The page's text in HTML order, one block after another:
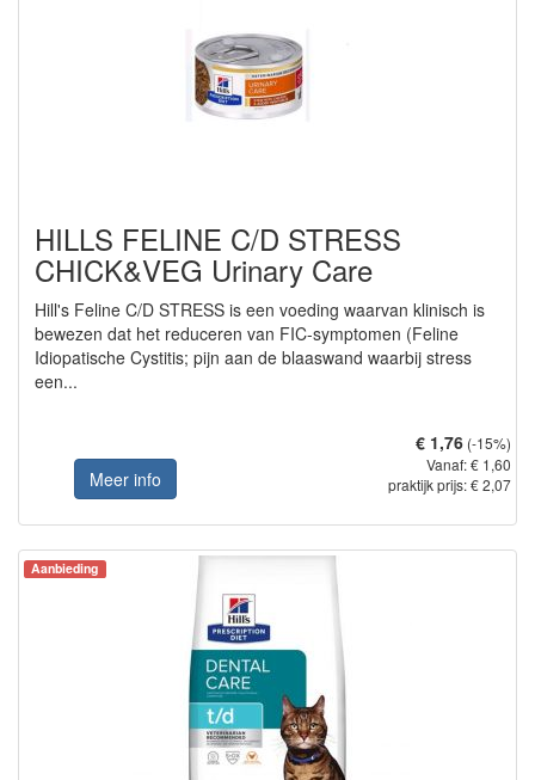
HILLS FELINE C/D STRESS
CHICK&VEG Urinary Care
Hill's Feline C/D STRESS is een voeding waarvan klinisch is
bewezen dat het reduceren van FIC-symptomen (Feline
Idiopatische Cystitis; pijn aan de blaaswand waarbij stress
een...
Meer info
€ 1,76 (-15%)
Vanaf: € 1,60
praktijk prijs: € 2,07
Aanbieding